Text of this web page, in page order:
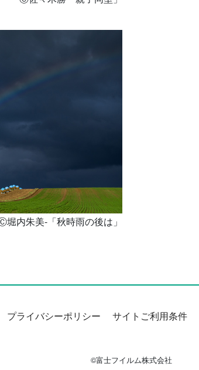
堀内朱美-「秋時雨の後は」
プライバシーポリシー サイトご利用条件
©富士フイルム株式会社